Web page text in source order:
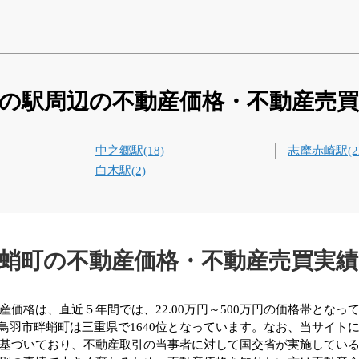
駅周辺の不動産価格・不動産売
中之郷駅(18)
志摩赤崎駅
白木駅(2)
町の不動産価格・不動産売買実
価格は、直近５年間では、22.00万円～500万円の価格帯となっ
羽市畔蛸町は三重県で1640位となっています。なお、当サイト
づいており、不動産取引の当事者に対して国交省が実施してい